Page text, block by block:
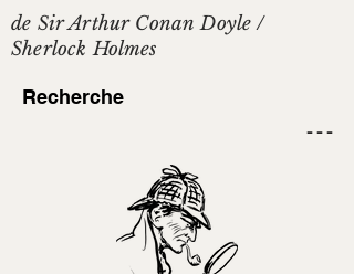
de Sir Arthur Conan Doyle /
Sherlock Holmes
Recherche
- - -